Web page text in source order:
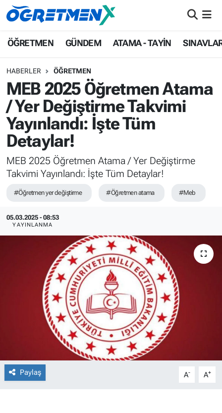
ÖĞRETMEN GÜNDEM ATAMA - TAYİN
HABERLER ÖĞRETMEN
MEB 2025 Öğretmen Atama
/ Yer Değiştirme Takvimi
Yayınlandı: İşte Tüm
Detaylar!
MEB 2025 Öğretmen Atama / Yer Değiştirme
Takvimi Yayınlandı: İşte Tüm Detaylar!
#Öğretmen yer değiştirme #Öğretmen atama #Meb
05.03.2025 - 08:53
YAYINLANMA
Paylaş A- A+
ÖĞRETMEN
ATAMA - TAYİN
SINAVLAR
HAYATIN İÇİNDEN
UZMAN ÖĞRETMENLİK
EKONOMİ
İstanbul Nöbetçi Eczaneler
İstanbul Namaz Vakitleri
İstanbul Trafik Yoğunluk Haritası
Süper Lig Puan Durumu ve Fikstür
Tüm Manşetler
Son Dakika Haberleri
Haber Arşivi